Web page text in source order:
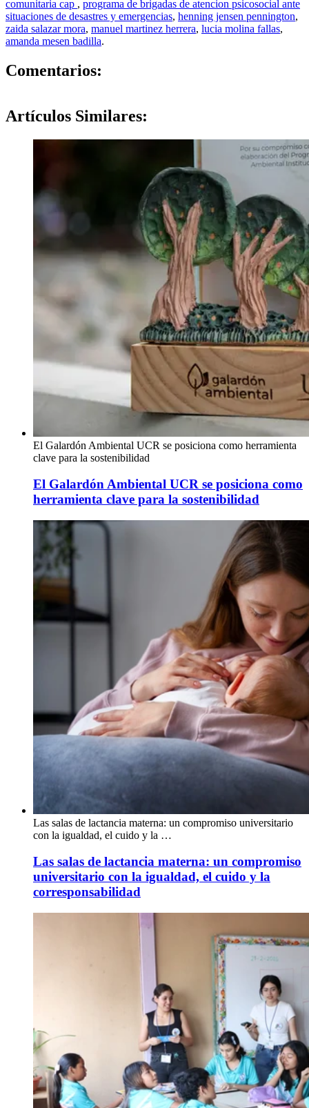
comunitaria cap , programa de brigadas de atencion psicosocial ante
situaciones de desastres y emergencias, henning jensen pennington,
zaida salazar mora, manuel martinez herrera, lucia molina fallas,
amanda mesen badilla.
Comentarios:
Artículos Similares:
El Galardón Ambiental UCR se posiciona como herramienta
clave para la sostenibilidad
El Galardón Ambiental UCR se posiciona como
herramienta clave para la sostenibilidad
Las salas de lactancia materna: un compromiso universitario
con la igualdad, el cuido y la …
Las salas de lactancia materna: un compromiso
universitario con la igualdad, el cuido y la
corresponsabilidad